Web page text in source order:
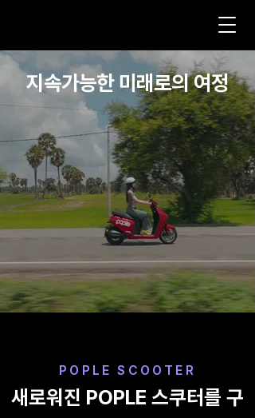
지속가능한 미래로의 여정
POPLE SCOOTER
새로워진 POPLE 스쿠터를 구